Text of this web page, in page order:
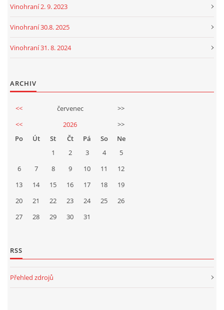
Vinohraní 2. 9. 2023
Vinohraní 30.8. 2025
Vinohraní 31. 8. 2024
ARCHIV
<< červenec
>>
<<
2026
>>
Po
Út St Čt Pá So
Ne
1
2 3 4
5
6
7 8 9 10 11
12
13
14 15 16 17 18
19
20
21 22 23 24 25
26
27
28 29 30 31
RSS
Přehled zdrojů